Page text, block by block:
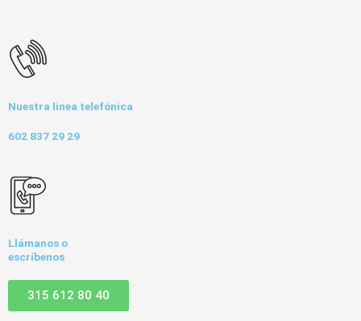
Nuestra linea telefónica
602 837 29 29
Llámanos o
escríbenos
315 612 80 40